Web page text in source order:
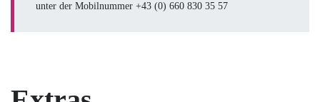
unter der Mobilnummer +43 (0) 660 830 35 57